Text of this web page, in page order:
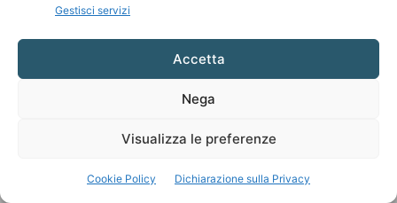
Gestisci servizi
Accetta
Nega
Visualizza le preferenze
Cookie Policy Dichiarazione sulla Privacy